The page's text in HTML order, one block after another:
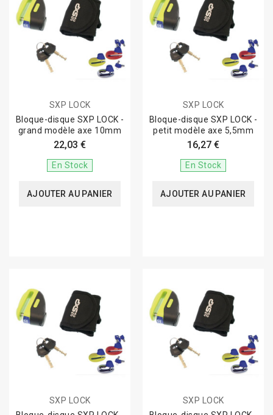
SXP LOCK
Bloque-disque SXP LOCK -
grand modèle axe 10mm
22,03 €
En Stock
AJOUTER AU PANIER
SXP LOCK
Bloque-disque SXP LOCK -
petit modèle axe 5,5mm
16,27 €
En Stock
AJOUTER AU PANIER
SXP LOCK
SXP LOCK